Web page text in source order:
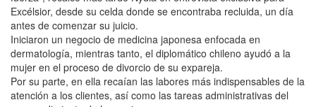
Excélsior, desde su celda donde se encontraba recluida, un día
antes de comenzar su juicio.
Iniciaron un negocio de medicina japonesa enfocada en
dermatología, mientras tanto, el diplomático chileno ayudó a la
mujer en el proceso de divorcio de su expareja.
Por su parte, en ella recaían las labores más indispensables de la
atención a los clientes, así como las tareas administrativas del